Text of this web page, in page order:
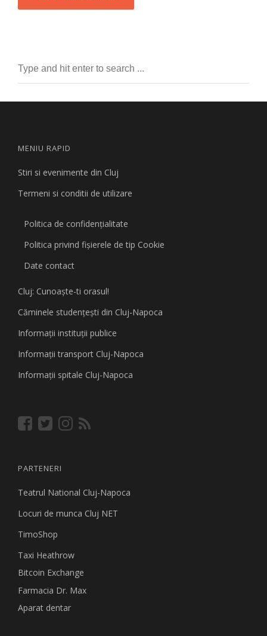
MENIU RAPID
Stiri si evenimente din Cluj
Termeni si conditii de utilizare
Politica de confidențialitate
Politica privind fişierele de tip Cookie
Date contact
Cluj: Cunoaşte-ti orasul!
Căminele studenţeşti din Cluj-Napoca
Informaţii instituţii publice
Informaţii transport Cluj-Napoca
Informaţii spitale Cluj-Napoca
PARTENERI
Teatrul National Cluj-Napoca
Locuri de munca Cluj NET
TimoShop
Taxi Heathrow
Bitcoin Exchange
Farmacia Dr. Max
Aparat dentar